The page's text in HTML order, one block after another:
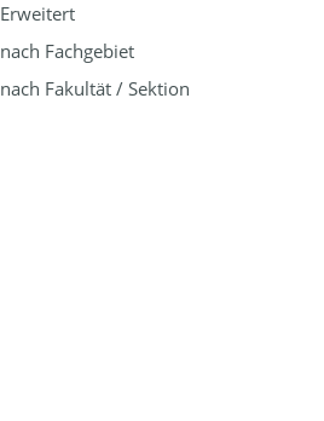
Erweitert
nach Fachgebiet
nach Fakultät / Sektion